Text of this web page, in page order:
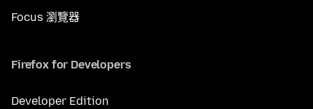
Focus 瀏覽器
Firefox for Developers
Developer Edition